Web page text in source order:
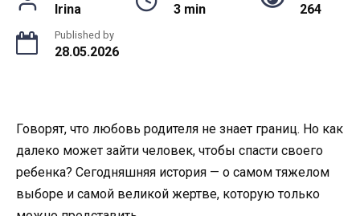
Irina 3 min 264
Published by
28.05.2026
Говорят, что любовь родителя не знает границ. Но как
далеко может зайти человек, чтобы спасти своего
ребенка? Сегодняшняя история — о самом тяжелом
выборе и самой великой жертве, которую только